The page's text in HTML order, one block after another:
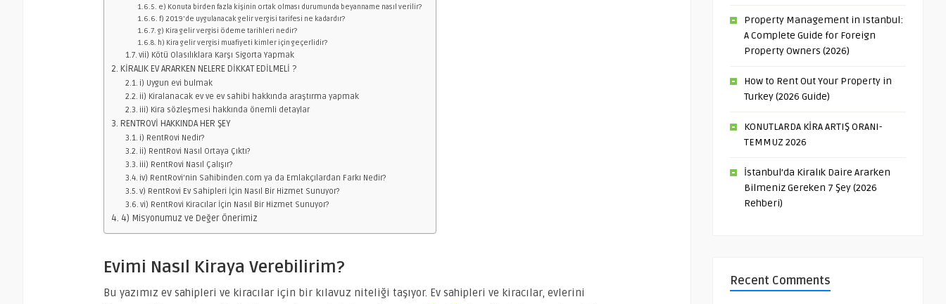
e) Konuta birden fazla kişinin ortak olması durumunda beyanname nasıl verilir?
f) 2019’de uygulanacak gelir vergisi tarifesi ne kadardır?
g) Kira gelir vergisi ödeme tarihleri nedir?
h) Kira gelir vergisi muafiyeti kimler için geçerlidir?
vii) Kötü Olasılıklara Karşı Sigorta Yapmak
KİRALIK EV ARARKEN NELERE DİKKAT EDİLMELİ ?
i) Uygun evi bulmak
ii) Kiralanacak ev ve ev sahibi hakkında araştırma yapmak
iii) Kira sözleşmesi hakkında önemli detaylar
RENTROVİ HAKKINDA HER ŞEY
i) RentRovi Nedir?
ii) RentRovi Nasıl Ortaya Çıktı?
iii) RentRovi Nasıl Çalışır?
iv) RentRovi’nin Sahibinden.com ya da Emlakçılardan Farkı Nedir?
v) RentRovi Ev Sahipleri İçin Nasıl Bir Hizmet Sunuyor?
vi) RentRovi Kiracılar İçin Nasıl Bir Hizmet Sunuyor?
4) Misyonumuz ve Değer Önerimiz
Evimi Nasıl Kiraya Verebilirim?
Bu yazımız ev sahipleri ve kiracılar için bir kılavuz niteliği taşıyor. Ev sahipleri ve kiracılar, evlerini
Property Management in Istanbul:
A Complete Guide for Foreign
Property Owners (2026)
How to Rent Out Your Property in
Turkey (2026 Guide)
KONUTLARDA KİRA ARTIŞ ORANI-
TEMMUZ 2026
İstanbul’da Kiralık Daire Ararken
Bilmeniz Gereken 7 Şey (2026
Rehberi)
Recent Comments